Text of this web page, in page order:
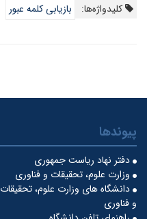
کلیدواژه‌ها: بازیابی کلمه عبور
پیوندها
دفتر نهاد ریاست جمهوری
وزارت علوم، تحقیقات و فناوری
دانشگاه های وزارت علوم، تحقیقات
و فناوری